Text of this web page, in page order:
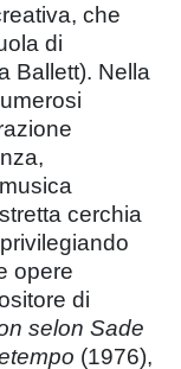
che
di
Ballett). Nella
cerchia
opere
di
selon Sade
(1976),